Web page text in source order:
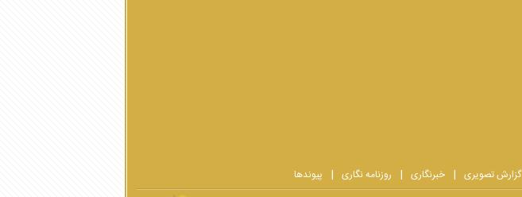
گزارش تصویری خبرنگاری روزنامه نگاری پیوندها